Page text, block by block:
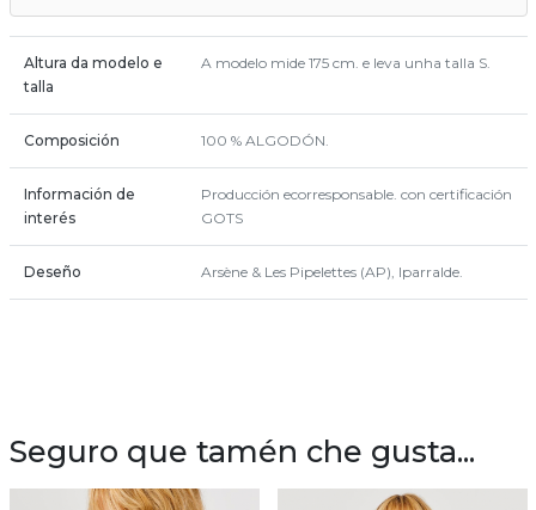
Altura da modelo e
talla
A modelo mide 175 cm. e leva unha talla S.
Composición 100 % ALGODÓN.
Información de
interés
Producción ecorresponsable. con certificación
GOTS
Deseño Arsène & Les Pipelettes (AP), Iparralde.
Seguro que tamén che gusta...